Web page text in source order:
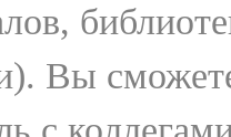
Вы